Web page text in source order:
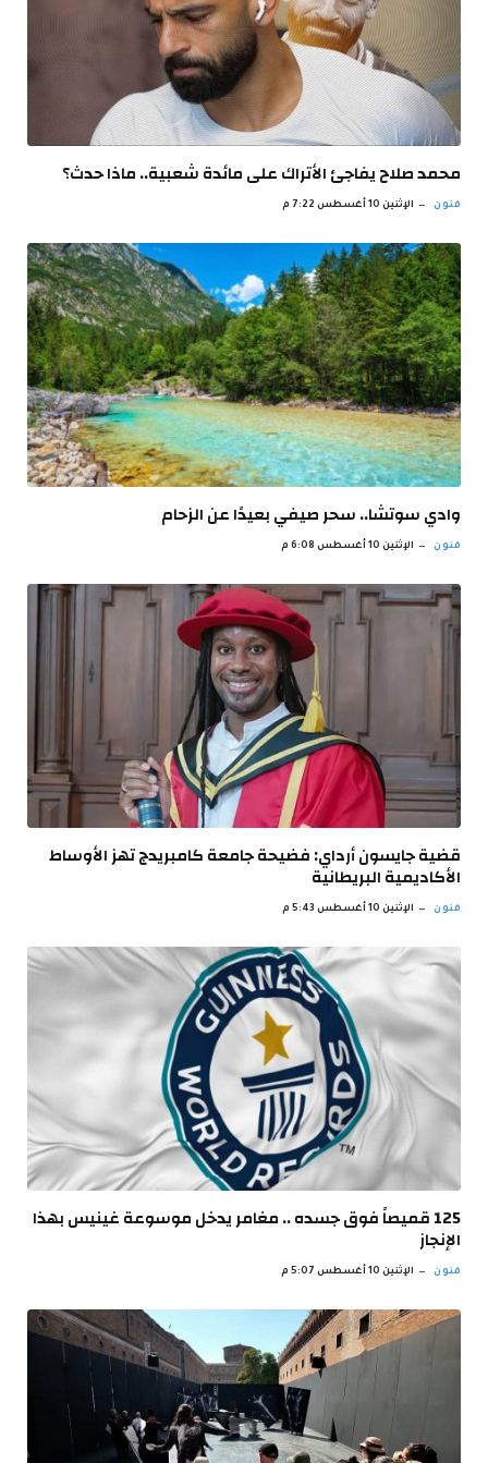
محمد صلاح يفاجئ الأتراك على مائدة شعبية.. ماذا حدث؟
فنون الإثنين 10 أغسطس 7:22 م
وادي سوتشا.. سحر صيفي بعيدًا عن الزحام
فنون الإثنين 10 أغسطس 6:08 م
قضية جايسون أرداي: فضيحة جامعة كامبريدج تهز الأوساط
الأكاديمية البريطانية
فنون الإثنين 10 أغسطس 5:43 م
125 قميصاً فوق جسده .. مغامر يدخل موسوعة غينيس بهذا
الإنجاز
فنون الإثنين 10 أغسطس 5:07 م